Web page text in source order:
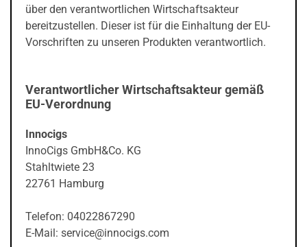
über den verantwortlichen Wirtschaftsakteur
bereitzustellen. Dieser ist für die Einhaltung der EU-
Vorschriften zu unseren Produkten verantwortlich.
Verantwortlicher Wirtschaftsakteur gemäß
EU-Verordnung
Innocigs
InnoCigs GmbH&Co. KG
Stahltwiete 23
22761 Hamburg
Telefon: 04022867290
E-Mail: service@innocigs.com